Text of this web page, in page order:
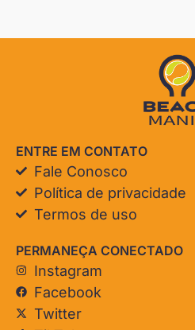
ENTRE EM CONTATO
Fale Conosco
Política de privacidade
Termos de uso
PERMANEÇA CONECTADO
Instagram
Facebook
Twitter